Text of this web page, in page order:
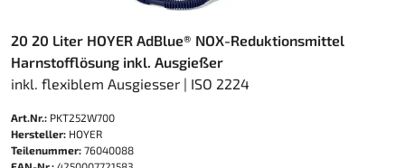
20 20 Liter HOYER AdBlue® NOX-Reduktionsmittel
Harnstofflösung inkl. Ausgießer
inkl. flexiblem Ausgiesser | ISO 2224
Art.Nr.: PKT252W700
Hersteller: HOYER
Teilenummer: 76040088